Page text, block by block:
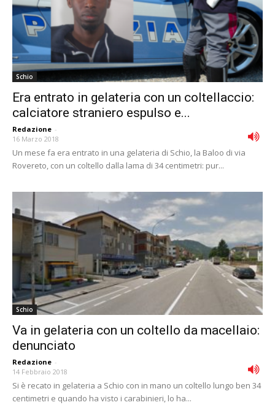
Schio
Era entrato in gelateria con un coltellaccio:
calciatore straniero espulso e...
Redazione -
16 Marzo 2018
Un mese fa era entrato in una gelateria di Schio, la Baloo di via
Rovereto, con un coltello dalla lama di 34 centimetri: pur...
Schio
Va in gelateria con un coltello da macellaio:
denunciato
Redazione -
14 Febbraio 2018
Si è recato in gelateria a Schio con in mano un coltello lungo ben 34
centimetri e quando ha visto i carabinieri, lo ha...